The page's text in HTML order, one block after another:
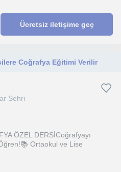
Ücretsiz iletişime geç
Coğrafya Eğitimi Verilir
Sehri
ÖZEL DERSİCoğrafyayı
Ortaokul ve Lise